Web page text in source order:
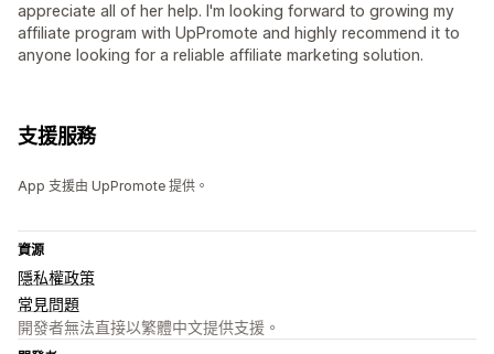
appreciate all of her help. I'm looking forward to growing my
affiliate program with UpPromote and highly recommend it to
anyone looking for a reliable affiliate marketing solution.
支援服務
App 支援由 UpPromote 提供。
資源
隱私權政策
常見問題
開發者無法直接以繁體中文提供支援。